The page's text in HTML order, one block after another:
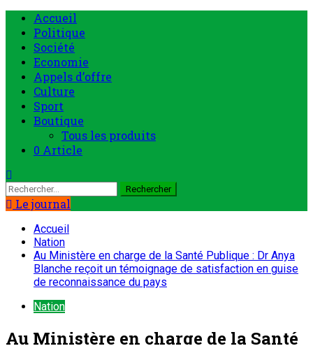
Menu
principal
Accueil
Politique
Société
Economie
Appels d’offre
Culture
Sport
Boutique
Tous les produits
0 Article
Rechercher :
Le journal
Accueil
Nation
Au Ministère en charge de la Santé Publique : Dr Anya
Blanche reçoit un témoignage de satisfaction en guise
de reconnaissance du pays
Nation
Au Ministère en charge de la Santé